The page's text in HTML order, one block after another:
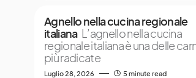
Agnello nella cucina regionale
italiana L’agnello nella cucina
regionale italiana è una delle
più radicate
Luglio 28, 2026 5 minute read